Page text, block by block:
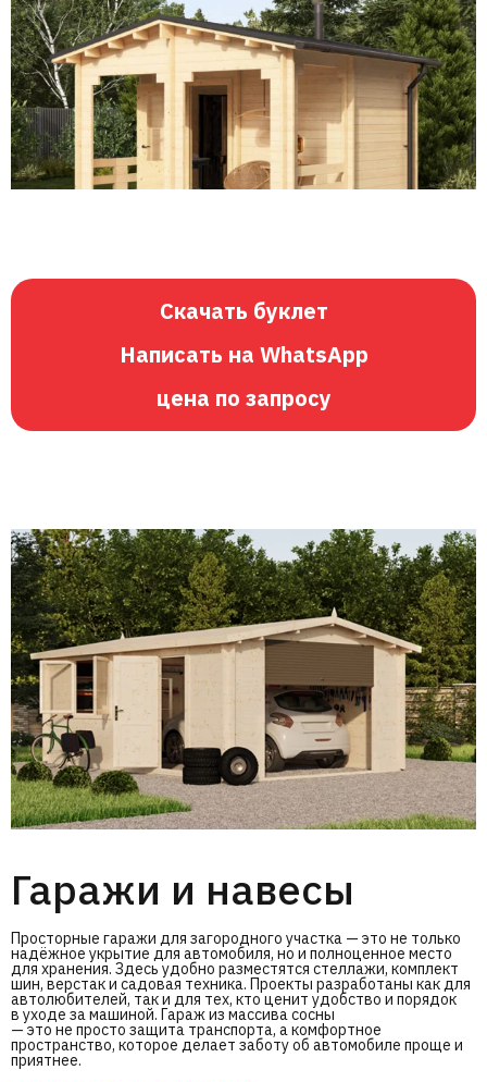
Скачать буклет
Написать на WhatsApp
цена по запросу
Гаражи и навесы
Просторные гаражи для загородного участка — это не только
надёжное укрытие для автомобиля, но и полноценное место
для хранения. Здесь удобно разместятся стеллажи, комплект
шин, верстак и садовая техника. Проекты разработаны как для
автолюбителей, так и для тех, кто ценит удобство и порядок
в уходе за машиной. Гараж из массива сосны
— это не просто защита транспорта, а комфортное
пространство, которое делает заботу об автомобиле проще и
приятнее.